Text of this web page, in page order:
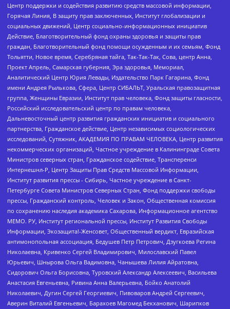
Центр поддержки и содействия развитию средств массовой информации,
Горячая Линия, В защиту прав заключенных, Институт глобализации и
социальных движений, Центр социально-информационных инициатив
Действие, Благотворительный фонд охраны здоровья и защиты прав
граждан, Благотворительный фонд помощи осужденным и их семьям, Фонд
Тольятти, Новое время, Серебряная тайга, Так-Так-Так, Сова, центр Анна,
Проект Апрель, Самарская губерния, Эра здоровья, Мемориал,
Аналитический Центр Юрия Левады, Издательство Парк Гагарина, Фонд
имени Андрея Рылькова, Сфера, Центр СИБАЛЬТ, Уральская правозащитная
группа, Женщины Евразии, Институт прав человека, Фонд защиты гласности,
Российский исследовательский центр по правам человека,
Дальневосточный центр развития гражданских инициатив и социального
партнерства, Гражданское действие, Центр независимых социологических
исследований, Сутяжник, АКАДЕМИЯ ПО ПРАВАМ ЧЕЛОВЕКА, Центр развития
некоммерческих организаций, Частное учреждение в Калининграде Совета
Министров северных стран, Гражданское содействие, Трансперенси
Интернешнл-Р, Центр Защиты Прав Средств Массовой Информации,
Институт развития прессы - Сибирь, Частное учреждение в Санкт-
Петербурге Совета Министров Северных Стран, Фонд поддержки свободы
прессы, Гражданский контроль, Человек и Закон, Общественная комиссия
по сохранению наследия академика Сахарова, Информационное агентство
МЕМО. РУ, Институт региональной прессы, Институт Развития Свободы
Информации, Экозащита!-Женсовет, Общественный вердикт, Евразийская
антимонопольная ассоциация, Бедушев Петр Петрович, Дзугкоева Регина
Николаевна, Кривенко Сергей Владимирович, Милославский Павел
Юрьевич, Шнырова Ольга Вадимовна, Чанышева Лилия Айратовна,
Сидорович Ольга Борисовна, Туровский Александр Алексеевич, Васильева
Анастасия Евгеньевна, Ривина Анна Валерьевна, Бойко Анатолий
Николаевич, Дугин Сергей Георгиевич, Пивоваров Андрей Сергеевич,
Аверин Виталий Евгеньевич, Барахоев Магомед Бекханович, Шарипков